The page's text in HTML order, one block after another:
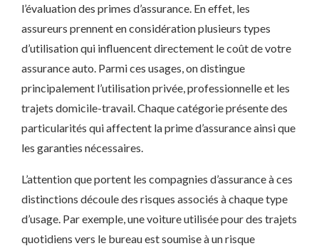
l’évaluation des primes d’assurance. En effet, les
assureurs prennent en considération plusieurs types
d’utilisation qui influencent directement le coût de votre
assurance auto. Parmi ces usages, on distingue
principalement l’utilisation privée, professionnelle et les
trajets domicile-travail. Chaque catégorie présente des
particularités qui affectent la prime d’assurance ainsi que
les garanties nécessaires.
L’attention que portent les compagnies d’assurance à ces
distinctions découle des risques associés à chaque type
d’usage. Par exemple, une voiture utilisée pour des trajets
quotidiens vers le bureau est soumise à un risque